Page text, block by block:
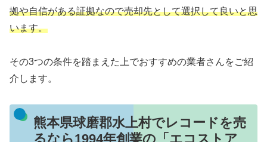
拠や自信がある証拠なので売却先として選択して良いと思
います。
その3つの条件を踏まえた上でおすすめの業者さんをご紹
介します。
熊本県球磨郡水上村でレコードを売
るなら1994年創業の「エコストア